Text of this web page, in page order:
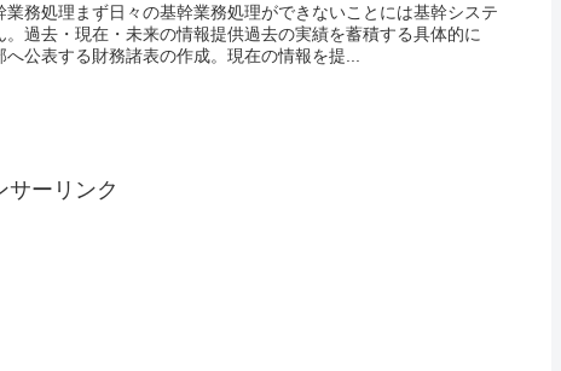
務処理まず日々の基幹業務処理ができないことには基幹システ
過去・現在・未来の情報提供過去の実績を蓄積する具体的に
公表する財務諸表の作成。現在の情報を提...
サーリンク